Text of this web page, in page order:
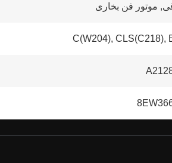
موتور فن بخاری
C(W204), CLS(C218),